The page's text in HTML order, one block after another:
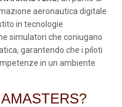
aeronautica digitale
in tecnologie
simulatori che coniugano
garantendo che i piloti
in un ambiente